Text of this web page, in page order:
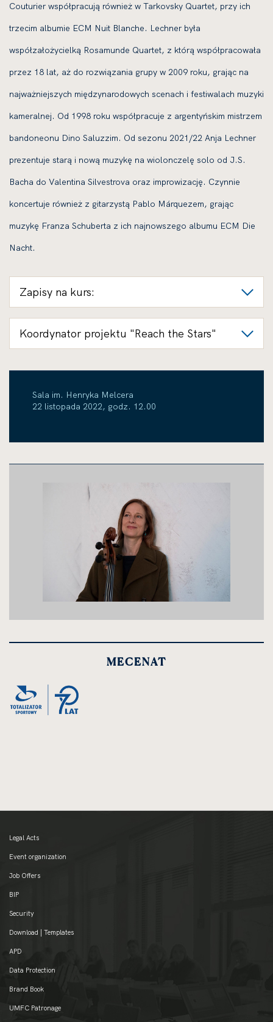
Couturier współpracują również w Tarkovsky Quartet, przy ich
trzecim albumie ECM Nuit Blanche. Lechner była
współzałożycielką Rosamunde Quartet, z którą współpracowała
przez 18 lat, aż do rozwiązania grupy w 2009 roku, grając na
najważniejszych międzynarodowych scenach i festiwalach muzyki
kameralnej. Od 1998 roku współpracuje z argentyńskim mistrzem
bandoneonu Dino Saluzzim. Od sezonu 2021/22 Anja Lechner
prezentuje starą i nową muzykę na wiolonczelę solo od J.S.
Bacha do Valentina Silvestrova oraz improwizację. Czynnie
koncertuje również z gitarzystą Pablo Márquezem, grając
muzykę Franza Schuberta z ich najnowszego albumu ECM Die
Nacht.
Zapisy na kurs:
Koordynator projektu "Reach the Stars"
Sala im. Henryka Melcera
22 listopada 2022, godz. 12.00
MECENAT
Legal Acts
Event organization
Job Offers
BIP
Security
Download | Templates
APD
Data Protection
Brand Book
UMFC Patronage